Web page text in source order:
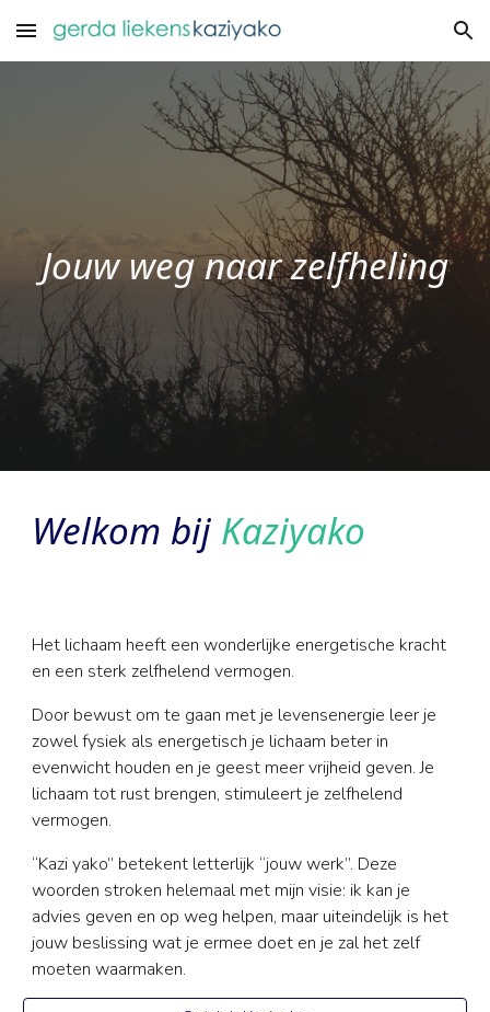
Skip to main content Skip to navigation
Jouw weg naar zelfheling
Welkom bij Kaziyako
Het lichaam heeft een wonderlijke energetische kracht
en een sterk zelfhelend vermogen.
Door bewust om te gaan met je levensenergie leer je
zowel fysiek als energetisch je lichaam beter in
evenwicht houden en je geest meer vrijheid geven. Je
lichaam tot rust brengen, stimuleert je zelfhelend
vermogen.
“Kazi yako” betekent letterlijk “jouw werk”. Deze
woorden stroken helemaal met mijn visie: ik kan je
advies geven en op weg helpen, maar uiteindelijk is het
jouw beslissing wat je ermee doet en je zal het zelf
moeten waarmaken.